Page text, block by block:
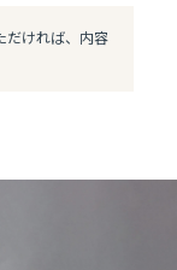
だければ、内容